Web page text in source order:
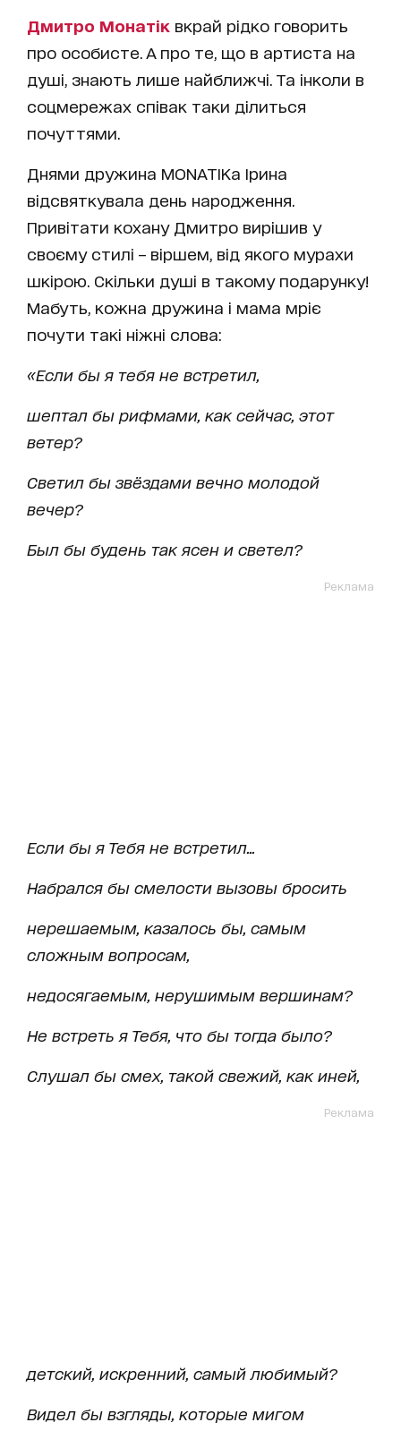
Дмитро Монатік вкрай рідко говорить
про особисте. А про те, що в артиста на
душі, знають лише найближчі. Та інколи в
соцмережах співак таки ділиться
почуттями.
Днями дружина MONATIKа Ірина
відсвяткувала день народження.
Привітати кохану Дмитро вирішив у
своєму стилі – віршем, від якого мурахи
шкірою. Скільки душі в такому подарунку!
Мабуть, кожна дружина і мама мріє
почути такі ніжні слова:
«Если бы я тебя не встретил,
шептал бы рифмами, как сейчас, этот
ветер?
Светил бы звёздами вечно молодой
вечер?
Был бы будень так ясен и светел?
Реклама
Если бы я Тебя не встретил...
Набрался бы смелости вызовы бросить
нерешаемым, казалось бы, самым
сложным вопросам,
недосягаемым, нерушимым вершинам?
Не встреть я Тебя, что бы тогда было?
Слушал бы смех, такой свежий, как иней,
Реклама
детский, искренний, самый любимый?
Видел бы взгляды, которые мигом